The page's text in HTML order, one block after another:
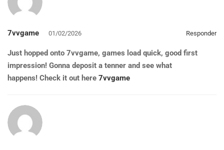
7vvgame 01/02/2026 Responder
Just hopped onto 7vvgame, games load quick, good first
impression! Gonna deposit a tenner and see what
happens! Check it out here 7vvgame